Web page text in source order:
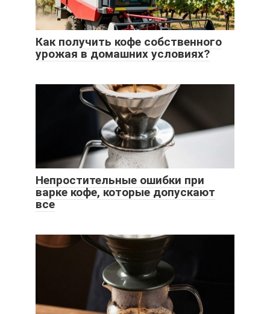
Как получить кофе собственного
урожая в домашних условиях?
Непростительные ошибки при
варке кофе, которые допускают
все